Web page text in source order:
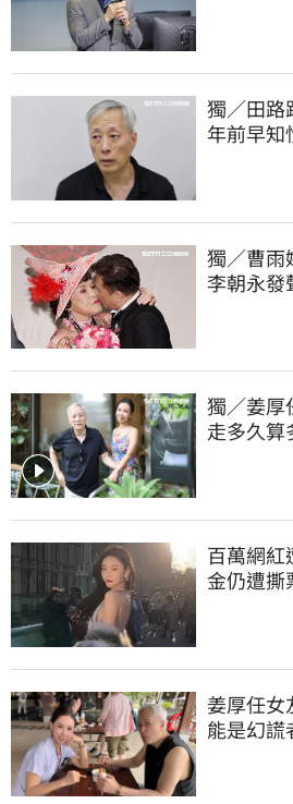
獨／田路
年前早知
獨／曹雨
李朝永發
獨／姜厚
走多久算
百萬網紅
金仍遭撕
姜厚任女
能是幻謊